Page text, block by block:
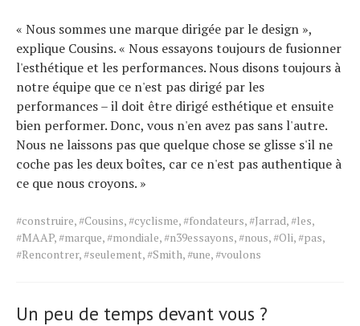
« Nous sommes une marque dirigée par le design »,
explique Cousins. « Nous essayons toujours de fusionner
l'esthétique et les performances. Nous disons toujours à
notre équipe que ce n'est pas dirigé par les
performances – il doit être dirigé esthétique et ensuite
bien performer. Donc, vous n'en avez pas sans l'autre.
Nous ne laissons pas que quelque chose se glisse s'il ne
coche pas les deux boîtes, car ce n'est pas authentique à
ce que nous croyons. »
Tags
for
the
#construire,#Cousins,#cyclisme,#fondateurs,#Jarrad,#les,
#MAAP,#marque,#mondiale,#n39essayons,#nous,#Oli,#pas,
#Rencontrer,#seulement,#Smith,#une,#voulons
Un peu de temps devant vous ?